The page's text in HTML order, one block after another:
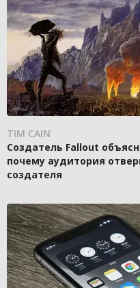
TIM CAIN
Создатель Fallout
почему аудитория
создателя